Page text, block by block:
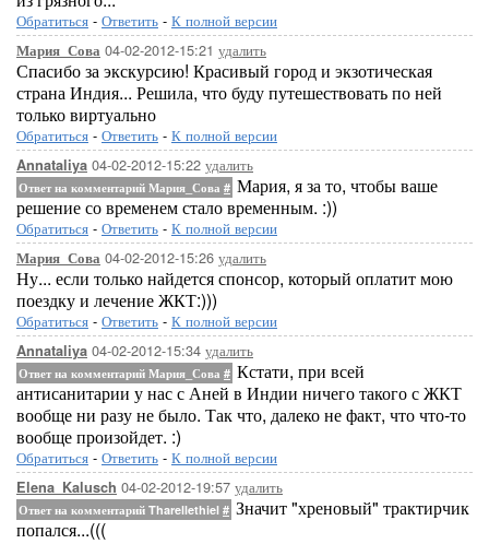
Обратиться - Ответить - К полной версии
Мария_Сова 04-02-2012-15:21 удалить
Спасибо за экскурсию! Красивый город и экзотическая
страна Индия... Решила, что буду путешествовать по ней
только виртуально
Обратиться - Ответить - К полной версии
Annataliya 04-02-2012-15:22 удалить
Ответ на комментарий Мария_Сова # Мария, я за то, чтобы ваше
решение со временем стало временным. :))
Обратиться - Ответить - К полной версии
Мария_Сова 04-02-2012-15:26 удалить
Ну... если только найдется спонсор, который оплатит мою
поездку и лечение ЖКТ:)))
Обратиться - Ответить - К полной версии
Annataliya 04-02-2012-15:34 удалить
Ответ на комментарий Мария_Сова # Кстати, при всей
антисанитарии у нас с Аней в Индии ничего такого с ЖКТ
вообще ни разу не было. Так что, далеко не факт, что что-то
вообще произойдет. :)
Обратиться - Ответить - К полной версии
Elena_Kalusch 04-02-2012-19:57 удалить
Ответ на комментарий Tharellethiel # Значит "хреновый" трактирчик
попался...(((